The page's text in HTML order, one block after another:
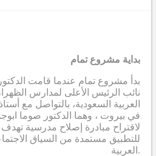
بداية مشروع تمام
بدأ مشروع تمام عندما قامت
نائب الرئيس الأعلى لمدارس
العربية السعودية، بالتواصل مع
في بيروت ، وهما الدكتور صوما
لاقتراح مبادرة إصلاح مدرسية تهدف
للتطبيق مستمدة من السياق
العربية.